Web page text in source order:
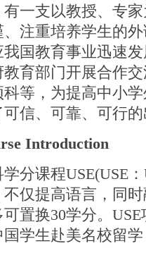
有一支以教授、专
注重培养学生的
国教育事业迅速
育部门开展合作
等，为提高中小
可信、可靠、可行
Introduction
分课程USE(USE
仅提高语言，同
置换30学分。
学生赴美名校留